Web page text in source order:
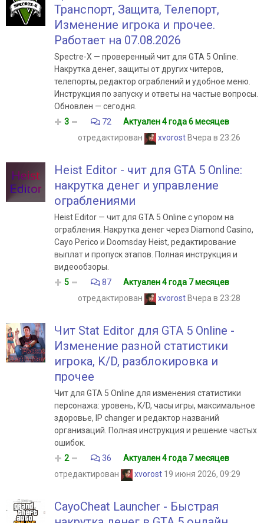
Транспорт, Защита, Телепорт,
Изменение игрока и прочее.
Работает на 07.08.2026
Spectre-X — проверенный чит для GTA 5 Online.
Накрутка денег, защиты от других читеров,
телепорты, редактор ограблений и удобное меню.
Инструкция по запуску и ответы на частые вопросы.
Обновлен — сегодня.
3
72
Актуален 4 года 6 месяцев
отредактирован
xvorost Вчера в 23:26
Heist Editor - чит для GTA 5 Online:
накрутка денег и управление
ограблениями
Heist Editor — чит для GTA 5 Online с упором на
ограбления. Накрутка денег через Diamond Casino,
Cayo Perico и Doomsday Heist, редактирование
выплат и пропуск этапов. Полная инструкция и
видеообзоры.
5
87
Актуален 4 года 7 месяцев
отредактирован
xvorost Вчера в 23:28
Чит Stat Editor для GTA 5 Online -
Изменение разной статистики
игрока, K/D, разблокировка и
прочее
Чит для GTA 5 Online для изменения статистики
персонажа: уровень, K/D, часы игры, максимальное
здоровье, IP changer и редактор названий
организаций. Полная инструкция и решение частых
ошибок.
2
36
Актуален 4 года 7 месяцев
отредактирован
xvorost 19 июня 2026, 09:29
CayoCheat Launcher - Быстрая